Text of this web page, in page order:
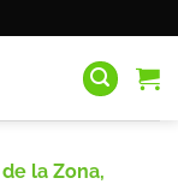
la Zona,